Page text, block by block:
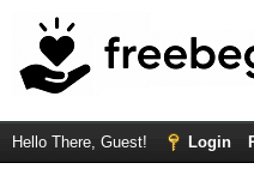
Hello There, Guest! Login